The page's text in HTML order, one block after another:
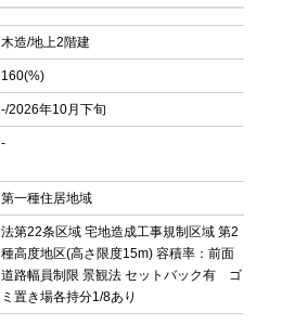
木造/地上2階建
160(%)
-/2026年10月下旬
-
第一種住居地域
法第22条区域 宅地造成工事規制区域 第2
種高度地区(高さ限度15m) 容積率：前面
道路幅員制限 景観法 セットバック有 ゴ
ミ置き場各持分1/8あり